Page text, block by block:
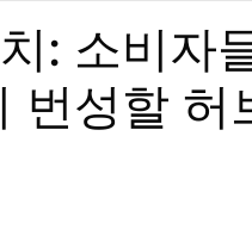
: 소비자
성할 허